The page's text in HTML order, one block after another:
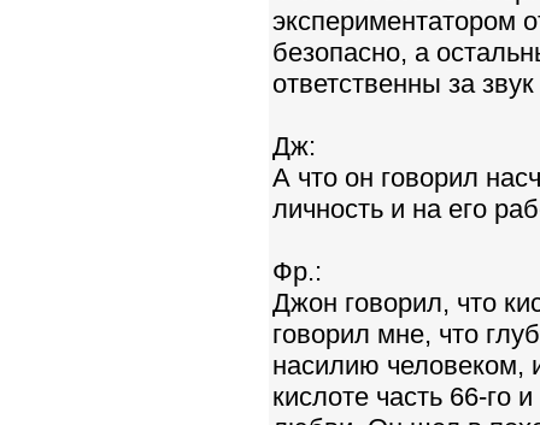
экспериментатором
безопасно, а
ответственны за
Дж:
А что он говорил
личность и на его
Фр.:
Джон говорил, что
говорил мне, что
насилию человеком,
кислоте часть 66-го